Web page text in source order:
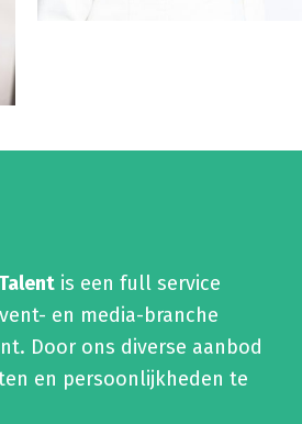
is een full service
en media-branche
Door ons diverse aanbod
en persoonlijkheden te